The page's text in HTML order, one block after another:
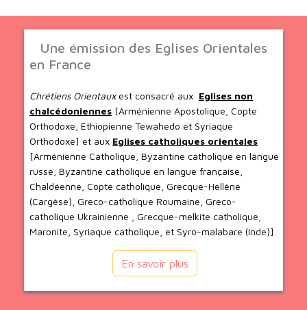
Une émission des Eglises Orientales
en France
Chrétiens Orientauxest consacré aux Eglises non
chalcédoniennes [Arménienne Apostolique, Copte
Orthodoxe, Ethiopienne Tewahedo et Syriaque
Orthodoxe] et aux Eglises catholiques orientales
[Arménienne Catholique, Byzantine catholique en langue
russe, Byzantine catholique en langue française,
Chaldéenne, Copte catholique, Grecque-Hellène
(Cargèse), Greco-catholique Roumaine, Greco-
catholique Ukrainienne , Grecque-melkite catholique,
Maronite, Syriaque catholique, et Syro-malabare (Inde)].
En savoir plus